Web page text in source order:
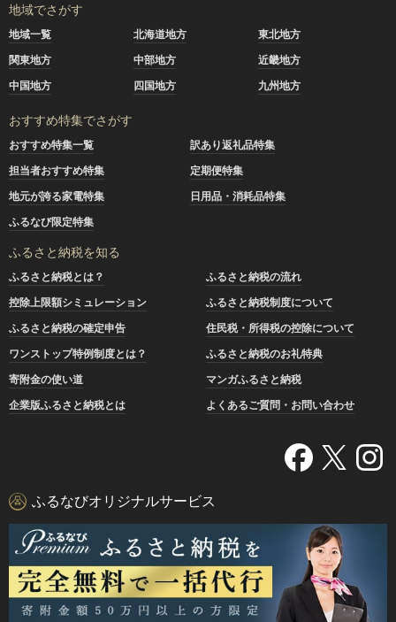
地域でさがす
地域一覧 北海道地方
東北地方
関東地方
中部地方
近畿地方
中国地方
四国地方 九州地方
おすすめ特集でさがす
おすすめ特集一覧
訳あり返礼品特集
担当者おすすめ特集
定期便特集
地元が誇る家電特集
日用品・消耗品特集
ふるなび限定特集
ふるさと納税を知る
ふるさと納税とは？
ふるさと納税の流れ
控除上限額シミュレーション
ふるさと納税制度について
ふるさと納税の確定申告
住民税・所得税の控除について
ワンストップ特例制度とは？
ふるさと納税のお礼特典
寄附金の使い道
マンガふるさと納税
企業版ふるさと納税とは
よくあるご質問・お問い合わせ
ふるなびオリジナルサービス